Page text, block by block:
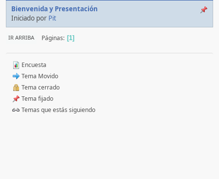
Bienvenida y Presentación
Iniciado por Pit
IR ARRIBA Páginas 1
Encuesta
Tema Movido
Tema cerrado
Tema fijado
Temas que estás siguiendo